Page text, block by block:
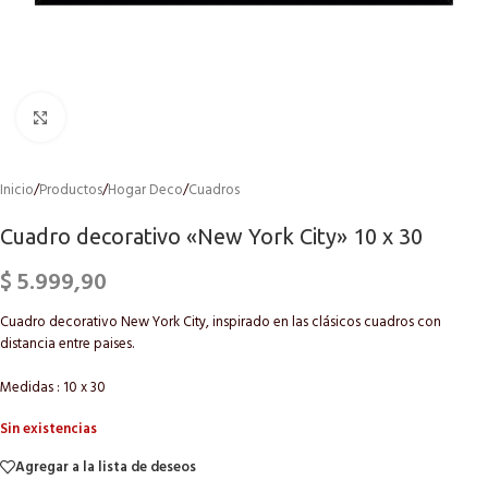
Inicio/Productos/Hogar Deco/Cuadros
Cuadro decorativo «New York City» 10 x 30
$5.999,90
Cuadro decorativo New York City, inspirado en las clásicos cuadros con
distancia entre paises.
Medidas : 10 x 30
Sin existencias
Agregar a la lista de deseos